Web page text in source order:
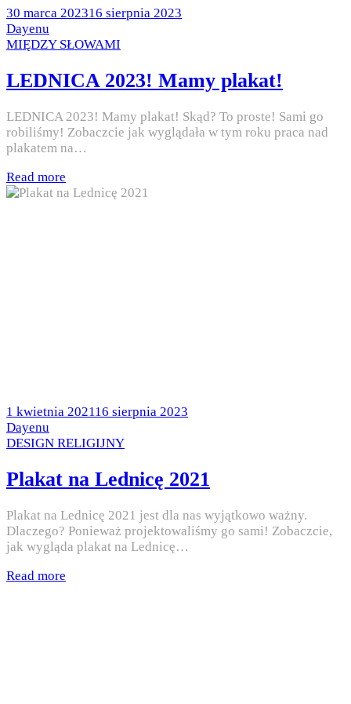
Posted
on
30 marca 202316 sierpnia 2023
by
Dayenu
Posted
MIĘDZY SŁOWAMI
LEDNICA 2023! Mamy plakat!
LEDNICA 2023! Mamy plakat! Skąd? To proste! Sami go
robiliśmy! Zobaczcie jak wyglądała w tym roku praca nad
plakatem na…
Read more
Posted
on
1 kwietnia 202116 sierpnia 2023
by
Dayenu
Posted
DESIGN RELIGIJNY
Plakat na Lednicę 2021
Plakat na Lednicę 2021 jest dla nas wyjątkowo ważny.
Dlaczego? Ponieważ projektowaliśmy go sami! Zobaczcie,
jak wygląda plakat na Lednicę…
Read more